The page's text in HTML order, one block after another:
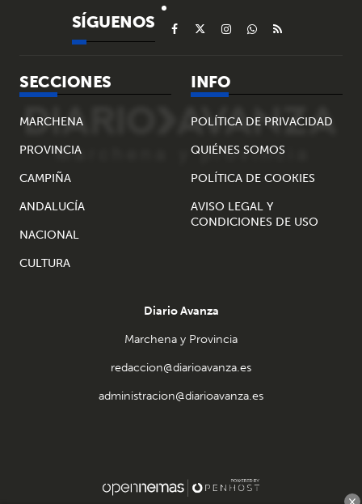
SÍGUENOS
SECCIONES
MARCHENA
PROVINCIA
CAMPIÑA
ANDALUCÍA
NACIONAL
CULTURA
INFO
POLÍTICA DE PRIVACIDAD
QUIÉNES SOMOS
POLÍTICA DE COOKIES
AVISO LEGAL Y
CONDICIONES DE USO
Diario Avanza
Marchena y Provincia
redaccion@diarioavanza.es
administracion@diarioavanza.es